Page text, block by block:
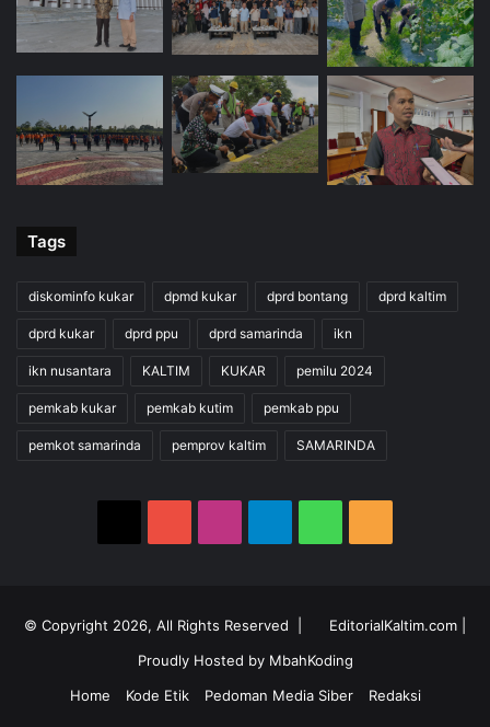
Tags
diskominfo kukar dpmd kukar dprd bontang dprd kaltim
dprd kukar dprd ppu dprd samarinda ikn
ikn nusantara KALTIM KUKAR pemilu 2024
pemkab kukar pemkab kutim pemkab ppu
pemkot samarinda pemprov kaltim SAMARINDA
© Copyright 2026, All Rights Reserved | EditorialKaltim.com
Proudly Hosted by MbahKoding
Home
Kode Etik Pedoman Media Siber Redaksi